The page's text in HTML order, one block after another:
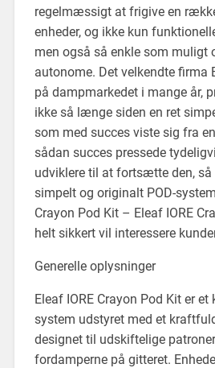
regelmæssigt at frigive en
enheder, og ikke kun
men også så enkle som muligt
autonome. Det velkendte firma
på dampmarkedet i mange år,
ikke så længe siden en ret
som med succes viste sig fra
sådan succes pressede
udviklere til at fortsætte den, så
simpelt og originalt POD-
Crayon Pod Kit – Eleaf IORE
helt sikkert vil interessere
Generelle oplysninger
Eleaf IORE Crayon Pod Kit er et
system udstyret med et
designet til udskiftelige
fordamperne på gitteret.